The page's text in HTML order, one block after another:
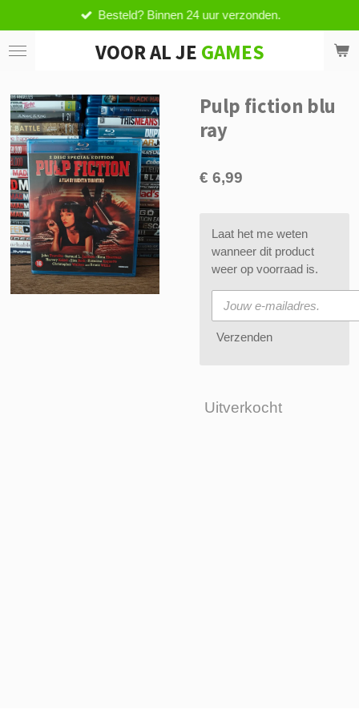
direct
naar
VOOR AL JE GAMES
Besteld? Binnen 24 uur verzonden.
Pulp fiction blu
ray
€ 6,99
Laat het me weten
wanneer dit product
weer op voorraad is.
Verzenden
Uitverkocht